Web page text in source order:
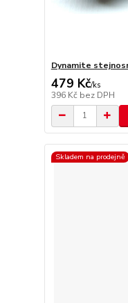
Dynamite
479 Kč/ks
396 Kč bez DPH
Skladem na prodejně